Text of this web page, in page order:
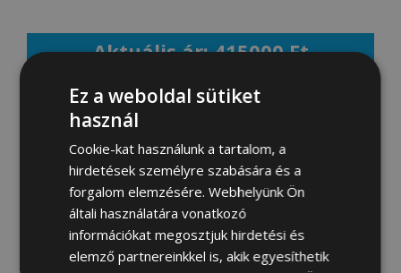
Aktuális ár: 415000 Ft
MEGRENDELEM
Fotógaléria:
Ez a weboldal sütiket
használ
Cookie-kat használunk a tartalom, a
hirdetések személyre szabására és a
forgalom elemzésére. Webhelyünk Ön
általi használatára vonatkozó
információkat megosztjuk hirdetési és
elemző partnereinkkel is, akik egyesíthetik